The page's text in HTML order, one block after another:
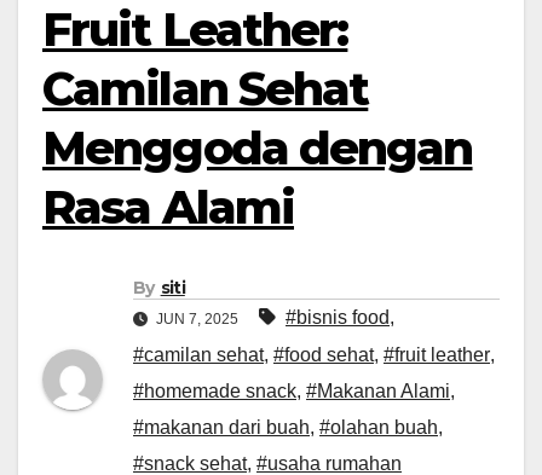
Fruit Leather:
Camilan Sehat
Menggoda dengan
Rasa Alami
By siti
JUN 7, 2025 #bisnis food,
#camilan sehat, #food sehat, #fruit leather,
#homemade snack, #Makanan Alami,
#makanan dari buah, #olahan buah,
#snack sehat, #usaha rumahan